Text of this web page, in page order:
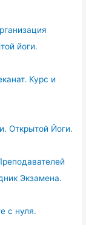
йоги.
Курс и
Открытой Йоги.
Экзамена.
с нуля.